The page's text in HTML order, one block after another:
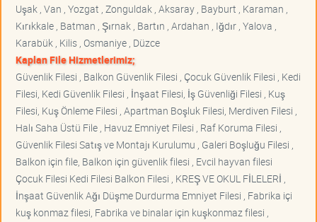
Uşak , Van , Yozgat , Zonguldak , Aksaray , Bayburt , Karaman ,
Kırıkkale , Batman , Şırnak , Bartın , Ardahan , Iğdır , Yalova ,
Karabük , Kilis , Osmaniye , Düzce
Kaplan File Hizmetlerimiz;
Güvenlik Filesi , Balkon Güvenlik Filesi , Çocuk Güvenlik Filesi , Kedi
Filesi, Kedi Güvenlik Filesi , İnşaat Filesi, İş Güvenliği Filesi , Kuş
Filesi, Kuş Önleme Filesi , Apartman Boşluk Filesi, Merdiven Filesi ,
Halı Saha Üstü File , Havuz Emniyet Filesi , Raf Koruma Filesi ,
Güvenlik Filesi Satış ve Montajı Kurulumu , Galeri Boşluğu Filesi ,
Balkon için file, Balkon için güvenlik filesi , Evcil hayvan filesi
Çocuk Filesi Kedi Filesi Balkon Filesi , KREŞ VE OKUL FİLELERİ ,
İnşaat Güvenlik Ağı Düşme Durdurma Emniyet Filesi , Fabrika içi
kuş konmaz filesi, Fabrika ve binalar için kuşkonmaz filesi ,